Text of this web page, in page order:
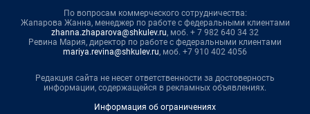
По вопросам коммерческого сотрудничества:
Жапарова Жанна, менеджер по работе с федеральными клиентами
zhanna.zhaparova@shkulev.ru, моб. + 7 982 640 34 32
Ревина Мария, директор по работе с федеральными клиентами
mariya.revina@shkulev.ru, моб. +7 910 402 4056
Редакция сайта не несет ответственности за достоверность
информации, содержащейся в рекламных объявлениях.
Информация об ограничениях